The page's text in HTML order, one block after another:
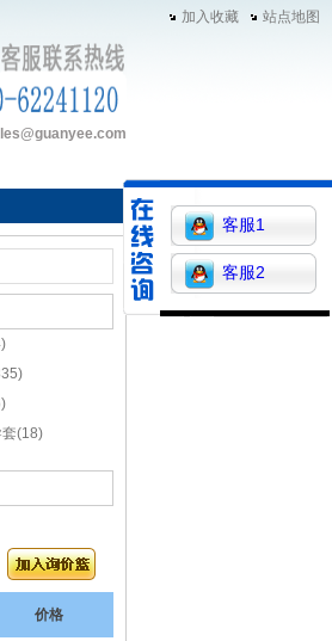
客服1
客服2
加入收藏 站点地图
(18)
价格